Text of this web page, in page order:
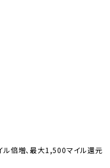
ル倍増、最大1,500マイル還元